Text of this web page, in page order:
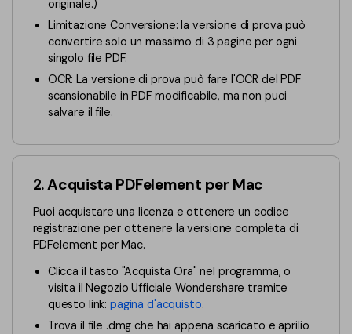
Condividi PDF
AI per PDF
Chat con PDF
Traduzione PDF AI
Controllo grammatica AI
Chat con immagine
Rilevatore di contenuti AI
Riscrivi PDF con AI
Leggi PDF con AI
Governo
Pubblicazione
Freelancer
Recensioni e premi
Storie di clienti
Recensioni di clienti
Confronto dei software PDF
Guida utente
PDFelement per Windows
PDFelement per Mac
PDFelement per iOS
originale.)
Limitazione Conversione: la versione di prova può
convertire solo un massimo di 3 pagine per ogni
singolo file PDF.
OCR: La versione di prova può fare l'OCR del PDF
scansionabile in PDF modificabile, ma non puoi
salvare il file.
2. Acquista PDFelement per Mac
Puoi acquistare una licenza e ottenere un codice
registrazione per ottenere la versione completa di
PDFelement per Mac.
Clicca il tasto "Acquista Ora" nel programma, o
visita il Negozio Ufficiale Wondershare tramite
questo link: pagina d'acquisto.
Trova il file .dmg che hai appena scaricato e aprilio.